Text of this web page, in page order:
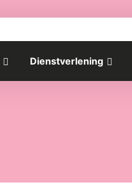
Dienstverlening